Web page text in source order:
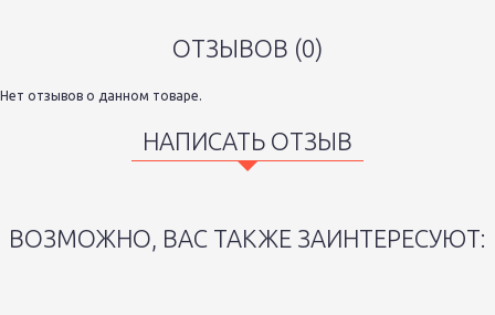
ОТЗЫВОВ (0)
Нет отзывов о данном товаре.
НАПИСАТЬ ОТЗЫВ
ВОЗМОЖНО, ВАС ТАКЖЕ ЗАИНТЕРЕСУЮТ: